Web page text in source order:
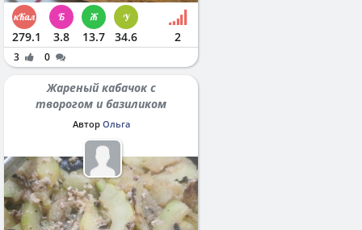
279.1 3.8 13.7 34.6 2
3 0
Жареный кабачок с
творогом и базиликом
Автор Ольга